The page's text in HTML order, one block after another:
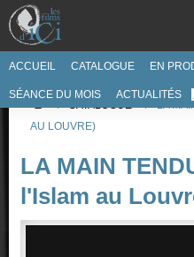
ACCUEIL CATALOGUE EN
SÉANCE DU MOIS
ACTUALITÉS
/
CATALOGUE /
LA
AU LOUVRE)
LA MAIN
l'Islam au